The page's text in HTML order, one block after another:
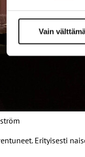
Vain
Erityisesti